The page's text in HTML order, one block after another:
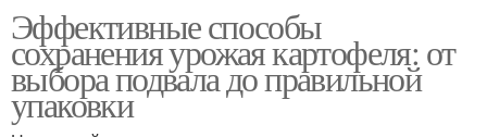
Эффективные способы
сохранения урожая картофеля: от
выбора подвала до правильной
упаковки